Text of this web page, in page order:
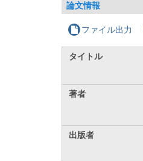
論文情報
ファイル出力
タイトル
著者
出版者